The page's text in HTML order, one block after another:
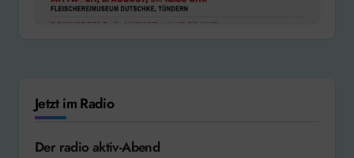
Jetzt im Radio
Der radio aktiv-Abend